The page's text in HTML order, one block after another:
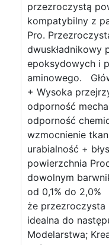
przezroczystą
kompatybilny z
Pro.
dwuskładnikowy
epoksydowych i
aminowego.
+ Wysoka
odporność
odporność
wzmocnienie
urabialność +
powierzchnia
dowolnym
od 0,1% do 2,0%
że
idealna do
Modelarstwa;